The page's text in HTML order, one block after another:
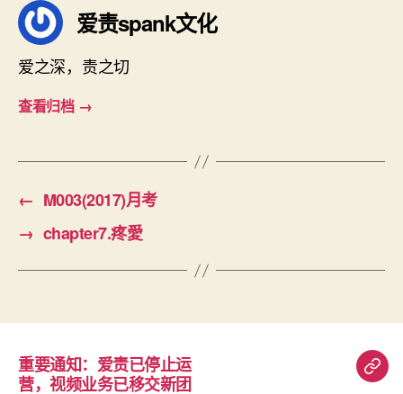
爱责spank文化
爱之深，责之切
查看归档 →
← M003(2017)月考
→ chapter7.疼愛
重要通知：爱责已停止运
营，视频业务已移交新团
重